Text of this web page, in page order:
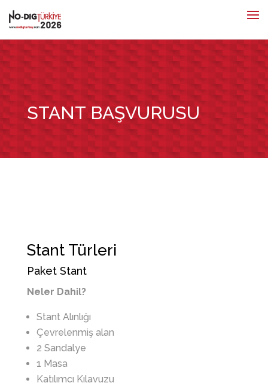
STANT BAŞVURUSU
Stant Türleri
Paket Stant
Neler Dahil?
Stant Alınlığı
Çevrelenmiş alan
2 Sandalye
1 Masa
Katılımcı Kılavuzu